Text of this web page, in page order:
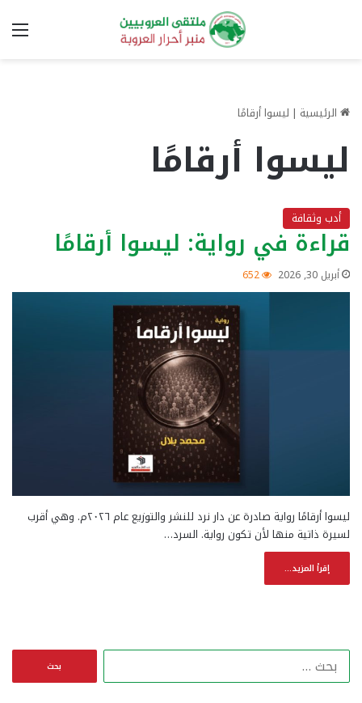
الرئيسية | ليسوا أرقامًا
ليسوا أرقامًا
أدب وثقافة
قراءة في رواية: ليسوا أرقامًا
أبريل 30, 2026 652
ليسوا أرقامًا رواية صادرة عن دار نرد للنشر والتوزيع عام ٢٠٢٦م. وهي أقرب
لسيرة ذاتية منها لأن تكون رواية. السرد…
إقرأ المزيد...